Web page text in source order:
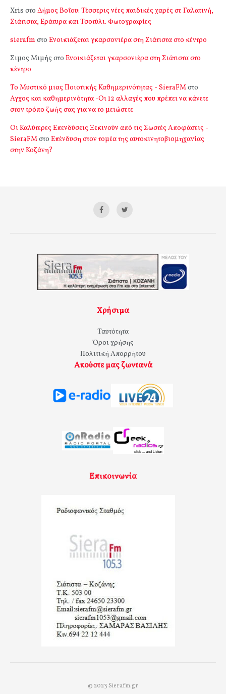
Xris στο Δήμος Βοΐου: Τέσσερις νέες παιδικές χαρές σε Γαλατινή,
Σιάτιστα, Εράτυρα και Τσοτύλι. Φωτογραφίες
sierafm στο Ενοικιάζεται γκαρσονιέρα στη Σιάτιστα στο κέντρο
Σιμος Μιμής στο Ενοικιάζεται γκαρσονιέρα στη Σιάτιστα στο
κέντρο
Το Μυστικό μιας Ποιοτικής Καθημερινότητας - SieraFMστο
Αγχος και καθημερινότητα -Οι 12 αλλαγές που πρέπει να κάνετε
στον τρόπο ζωής σας για να το μειώσετε
Οι Καλύτερες Επενδύσεις Ξεκινούν από τις Σωστές Αποφάσεις -
SieraFMστο Επένδυση στον τομέα της αυτοκινητοβιομηχανίας
στην Κοζάνη?
Χρήσιμα
Ταυτότητα
Όροι χρήσης
Πολιτική Απορρήτου
Ακούστε μας ζωντανά
Επικοινωνία
© 2023 Sierafm.gr